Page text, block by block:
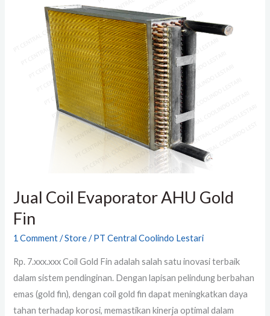
Jual Coil Evaporator AHU Gold
Fin
1 Comment /Store/PT Central Coolindo Lestari
Rp. 7.xxx.xxx Coil Gold Fin adalah salah satu inovasi terbaik
dalam sistem pendinginan. Dengan lapisan pelindung berbahan
emas (gold fin), dengan coil gold fin dapat meningkatkan daya
tahan terhadap korosi, memastikan kinerja optimal dalam
Evaporator